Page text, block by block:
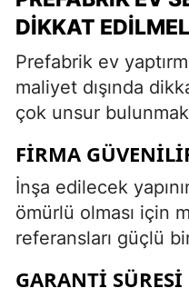
DIKKAT
Prefabrik ev
maliyet dışında
çok unsur
FIRMA
İnşa edilecek
ömürlü olması için
referansları güçlü
GARANTI SÜRESI